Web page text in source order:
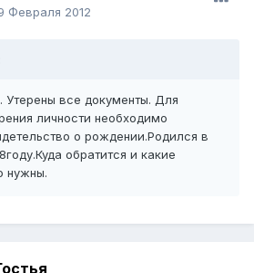
Февраля 2012
все документы. Для
личности необходимо
о рождении.Родился в
обратится и какие
нужны.